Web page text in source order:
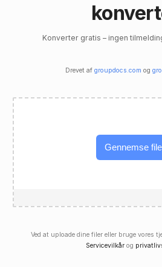
Konverter gratis – ingen
Drevet af groupdocs.com og
Gennemse
Ved at uploade dine filer eller bruge vores
Servicevilkårog